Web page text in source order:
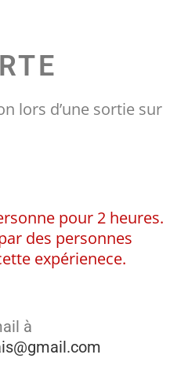
lors d’une sortie sur
pour 2 heures.
des personnes
expérienece.
à